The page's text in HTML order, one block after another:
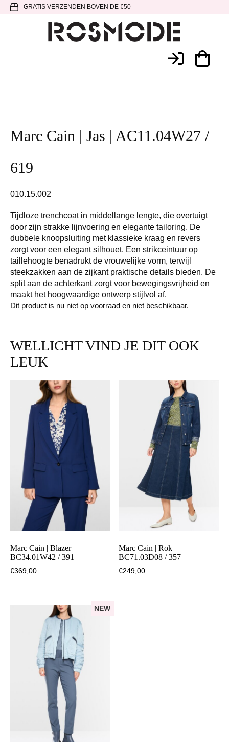
Spring
hoofdnavigatie
Door
SpringGRATIS VERZENDEN BOVEN DE €50
Marc Cain | Jas | AC11.04W27 /
619
010.15.002
Tijdloze trenchcoat in middellange lengte, die overtuigt
door zijn strakke lijnvoering en elegante tailoring. De
dubbele knoopsluiting met klassieke kraag en revers
zorgt voor een elegant silhouet. Een strikceintuur op
taillehoogte benadrukt de vrouwelijke vorm, terwijl
steekzakken aan de zijkant praktische details bieden. De
split aan de achterkant zorgt voor bewegingsvrijheid en
maakt het hoogwaardige ontwerp stijlvol af.
Dit product is nu niet op voorraad en niet beschikbaar.
WELLICHT VIND JE DIT OOK
LEUK
Marc Cain | Blazer |
BC34.01W42 / 391
€369,00
Marc Cain | Rok |
BC71.03D08 / 357
€249,00
NEW